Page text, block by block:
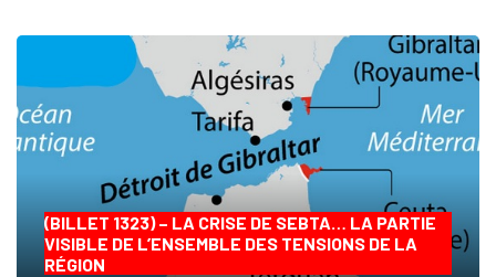
(BILLET 1323) – LA CRISE DE SEBTA… LA PARTIE
VISIBLE DE L’ENSEMBLE DES TENSIONS DE LA
RÉGION